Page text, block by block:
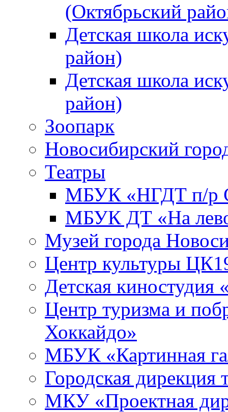
(Октябрьский
Детская школа
район)
Детская школа
район)
Зоопарк
Новосибирский
Театры
МБУК «НГДТ п/р
МБУК ДТ «На
Музей города
Центр культуры
Детская киностудия
Центр туризма и
Хоккайдо»
МБУК «Картинная
Городская дирекция
МКУ «Проектная